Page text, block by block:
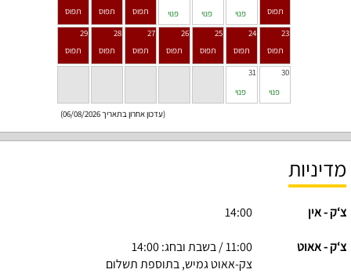
פנוי
פנוי
פנוי
23
24
25
26
27
28
29
30
פנוי
31
פנוי
(עדכון אחרון בתאריך 06/08/2026)
מדיניות
צ‘ק - אין 14:00
צ‘ק - אאוט
11:00 / בשבת ובחג: 14:00
צק-אאוט גמיש, בתוספת תשלום